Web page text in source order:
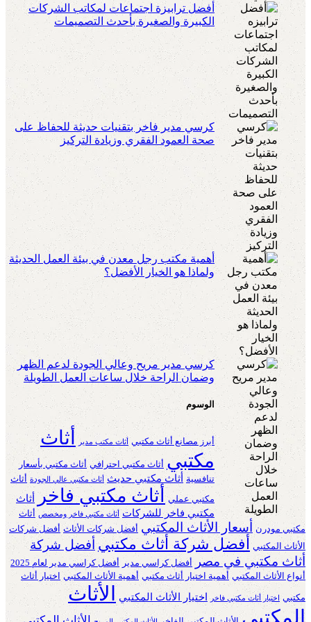
أفضل ترابيزة اجتماعات لمكاتب الشركات
الكبيرة والصغيرة بأحدث التصميمات
كرسي مدير فاخر بتقنيات حديثة للحفاظ على
صحة العمود الفقري وزيادة التركيز
أهمية مكتب رجل معدن في بيئة العمل الحديثة
ولماذا هو الخيار الأفضل؟
كرسي مدير مريح وعالي الجودة لدعم الظهر
وضمان الراحة خلال ساعات العمل الطويلة
الوسوم
أبرز مصانع أثاث مكتبي أثاث مكتب مدير
أثاث
مكتبي أثاث مكتبي احترافي أثاث مكتبي بأسعار
تنافسية أثاث مكتبي حديث أثاث مكتبي عالي الجودة أثاث
مكتبي عملي
أثاث مكتبي فاخر أثاث
مكتبي فاخر للشركات
أثاث مكتبي فاخر ومخصص أثاث
مكتبي مودرن أسعار الأثاث المكتبي أفضل شركات الأثاث أفضل شركات
الأثاث المكتبي أفضل شركة أثاث مكتبي أفضل شركة
أثاث مكتبي في مصر
أفضل كراسي مدير أفضل كراسي مدير لعام 2025
أنواع الأثاث المكتبي أهمية اختيار أثاث مكتبي أهمية الأثاث المكتبي اختيار أثاث
مكتبي اختيار أثاث مكتبي فاخر اختيار الأثاث المكتبي
الأثاث
المكتبي